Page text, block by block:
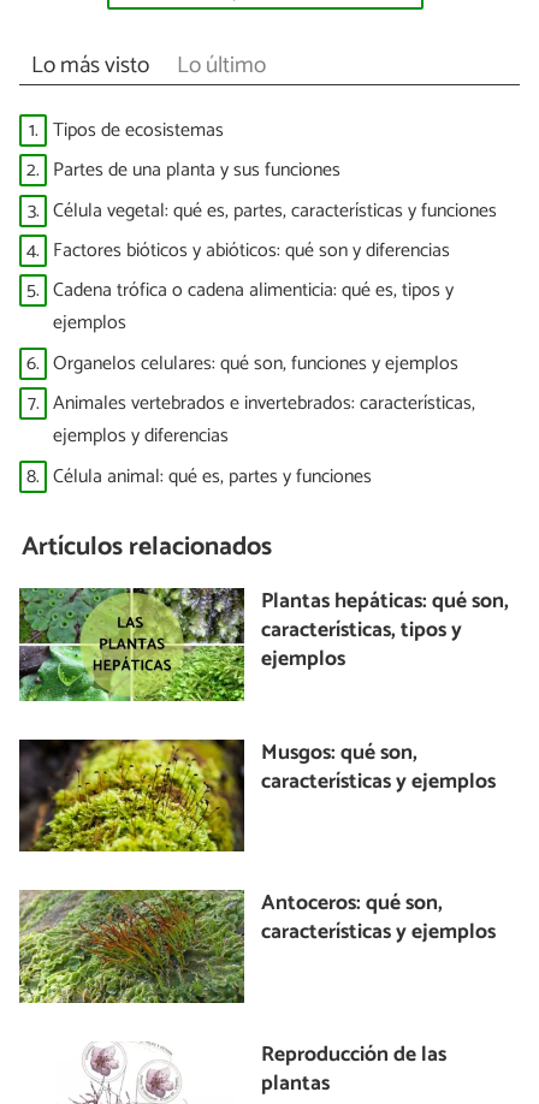
Lo más visto Lo último
1. Tipos de ecosistemas
2. Partes de una planta y sus funciones
3. Célula vegetal: qué es, partes, características y funciones
4. Factores bióticos y abióticos: qué son y diferencias
5. Cadena trófica o cadena alimenticia: qué es, tipos y
ejemplos
6. Organelos celulares: qué son, funciones y ejemplos
7. Animales vertebrados e invertebrados: características,
ejemplos y diferencias
8. Célula animal: qué es, partes y funciones
Artículos relacionados
Plantas hepáticas: qué son,
características, tipos y
ejemplos
Musgos: qué son,
características y ejemplos
Antoceros: qué son,
características y ejemplos
Reproducción de las
plantas